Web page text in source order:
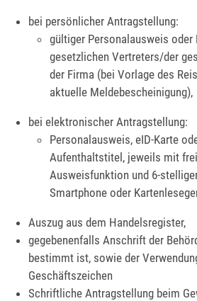
bei persönlicher Antragstellung:
gültiger Personalausweis oder
gesetzlichen Vertreters/der
der Firma (bei Vorlage des
aktuelle Meldebescheinigung),
bei elektronischer Antragstellung:
Personalausweis, eID-Karte
Aufenthaltstitel, jeweils mit
Ausweisfunktion und 6-
Smartphone oder
Auszug aus dem Handelsregister,
gegebenenfalls Anschrift der
bestimmt ist, sowie der
Geschäftszeichen
Schriftliche Antragstellung beim